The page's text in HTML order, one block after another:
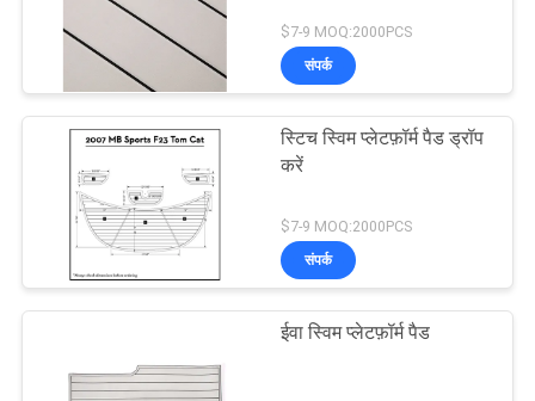
$7-9 MOQ:2000PCS
संपर्क
स्टिच स्विम प्लेटफ़ॉर्म पैड ड्रॉप
करें
$7-9 MOQ:2000PCS
संपर्क
ईवा स्विम प्लेटफ़ॉर्म पैड